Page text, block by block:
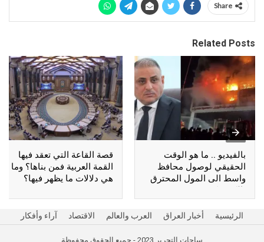
Share
Related Posts
بالفيديو .. ما هو الوقت
الحقيقي لوصول محافظ
واسط الى المول المحترق
بالكوت؟
قصة القاعة التي تعقد فيها
القمة العربية فمن بناها؟ وما
هي دلالات ما يظهر فيها؟
الرئيسية أخبار العراق العرب والعالم الاقتصاد آراء وأفكار
ساحات التحرير 2023 - جميع الحقوق محفوظة